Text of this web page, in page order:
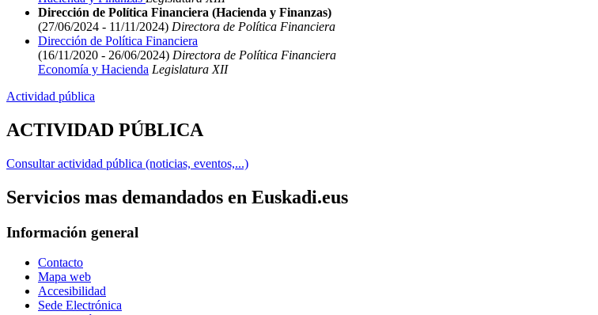
Dirección de Política Financiera (Hacienda y Finanzas)
(27/06/2024 - 11/11/2024) Directora de Política Financiera
Dirección de Política Financiera
(16/11/2020 - 26/06/2024) Directora de Política Financiera
Economía y Hacienda Legislatura XII
Actividad pública
ACTIVIDAD PÚBLICA
Consultar actividad pública (noticias, eventos,...)
Servicios mas demandados en Euskadi.eus
Información general
Contacto
Mapa web
Accesibilidad
Sede Electrónica